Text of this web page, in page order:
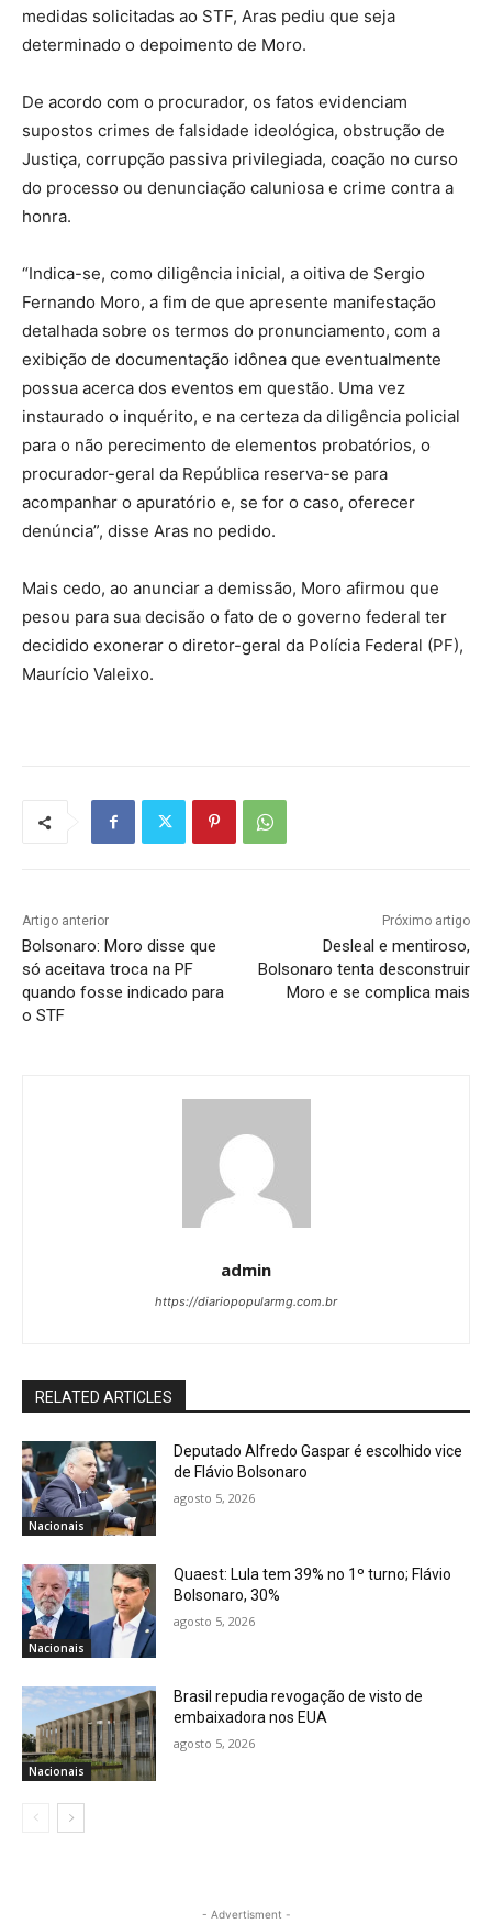
medidas solicitadas ao STF, Aras pediu que seja
determinado o depoimento de Moro.
De acordo com o procurador, os fatos evidenciam
supostos crimes de falsidade ideológica, obstrução de
Justiça, corrupção passiva privilegiada, coação no curso
do processo ou denunciação caluniosa e crime contra a
honra.
“Indica-se, como diligência inicial, a oitiva de Sergio
Fernando Moro, a fim de que apresente manifestação
detalhada sobre os termos do pronunciamento, com a
exibição de documentação idônea que eventualmente
possua acerca dos eventos em questão. Uma vez
instaurado o inquérito, e na certeza da diligência policial
para o não perecimento de elementos probatórios, o
procurador-geral da República reserva-se para
acompanhar o apuratório e, se for o caso, oferecer
denúncia”, disse Aras no pedido.
Mais cedo, ao anunciar a demissão, Moro afirmou que
pesou para sua decisão o fato de o governo federal ter
decidido exonerar o diretor-geral da Polícia Federal (PF),
Maurício Valeixo.
Artigo anterior
Bolsonaro: Moro disse que
só aceitava troca na PF
quando fosse indicado para
o STF
Próximo artigo
Desleal e mentiroso,
Bolsonaro tenta desconstruir
Moro e se complica mais
admin
https://diariopopularmg.com.br
RELATED ARTICLES
Nacionais
Deputado Alfredo Gaspar é escolhido vice
de Flávio Bolsonaro
agosto 5, 2026
Nacionais
Quaest: Lula tem 39% no 1º turno; Flávio
Bolsonaro, 30%
agosto 5, 2026
Nacionais
Brasil repudia revogação de visto de
embaixadora nos EUA
agosto 5, 2026
- Advertisment -